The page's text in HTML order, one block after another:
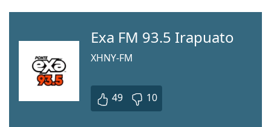
Exa FM 93.5 Irapuato
XHNY-FM
49 10